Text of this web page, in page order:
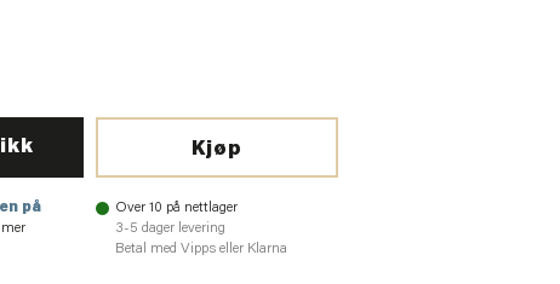
Kjøp
Over 10 på nettlager
3-5 dager levering
Betal med Vipps eller Klarna
på